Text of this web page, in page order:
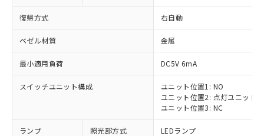
復帰方式 右自動
ベゼル材質 金属
最小適用負荷 DC5V 6mA
スイッチユニット構成
ユニット位置1: NO
ユニット位置2: 点灯ユニット
ユニット位置3: NC
ランプ 照光部方式 LEDランプ